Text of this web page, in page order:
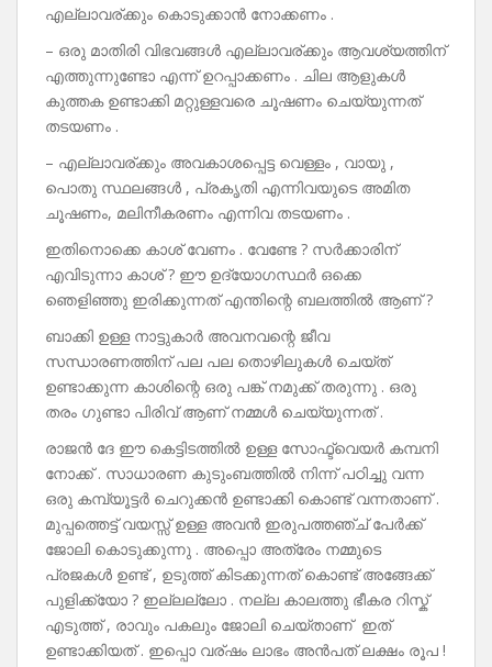
എല്ലാവര്ക്കും കൊടുക്കാൻ നോക്കണം .
– ഒരു മാതിരി വിഭവങ്ങൾ എല്ലാവര്ക്കും ആവശ്യത്തിന്
എത്തുന്നുണ്ടോ എന്ന് ഉറപ്പാക്കണം . ചില ആളുകൾ
കുത്തക ഉണ്ടാക്കി മറ്റുള്ളവരെ ചൂഷണം ചെയ്യുന്നത്
തടയണം .
– എല്ലാവര്ക്കും അവകാശപ്പെട്ട വെള്ളം , വായു ,
പൊതു സ്ഥലങ്ങൾ , പ്രകൃതി എന്നിവയുടെ അമിത
ചൂഷണം, മലിനീകരണം എന്നിവ തടയണം .
ഇതിനൊക്കെ കാശ് വേണം . വേണ്ടേ ? സർക്കാരിന്
എവിടുന്നാ കാശ് ? ഈ ഉദ്യോഗസ്ഥർ ഒക്കെ
ഞെളിഞ്ഞു ഇരിക്കുന്നത് എന്തിന്റെ ബലത്തിൽ ആണ് ?
ബാക്കി ഉള്ള നാട്ടുകാർ അവനവന്റെ ജീവ
സന്ധാരണത്തിന് പല പല തൊഴിലുകൾ ചെയ്ത്
ഉണ്ടാക്കുന്ന കാശിന്റെ ഒരു പങ്ക് നമുക്ക് തരുന്നു . ഒരു
തരം ഗുണ്ടാ പിരിവ് ആണ് നമ്മൾ ചെയ്യുന്നത് .
രാജൻ ദേ ഈ കെട്ടിടത്തിൽ ഉള്ള സോഫ്ട്‍വെയർ കമ്പനി
നോക്ക് . സാധാരണ കുടുംബത്തിൽ നിന്ന് പഠിച്ചു വന്ന
ഒരു കമ്പ്യൂട്ടർ ചെറുക്കൻ ഉണ്ടാക്കി കൊണ്ട് വന്നതാണ് .
മുപ്പത്തെട്ട് വയസ്സ് ഉള്ള അവൻ ഇരുപത്തഞ്ച് പേർക്ക്
ജോലി കൊടുക്കുന്നു . അപ്പൊ അത്രേം നമ്മുടെ
പ്രജകൾ ഉണ്ട് , ഉടുത്ത് കിടക്കുന്നത് കൊണ്ട് അങ്ങേക്ക്
പുളിക്ക്യോ ? ഇല്ലല്ലോ . നല്ല കാലത്തു ഭീകര റിസ്ക്
എടുത്ത് , രാവും പകലും ജോലി ചെയ്താണ് ഇത്
ഉണ്ടാക്കിയത് . ഇപ്പൊ വര്ഷം ലാഭം അൻപത് ലക്ഷം രൂപ !